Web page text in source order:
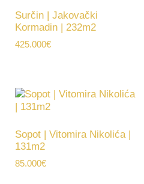
Surčin | Jakovački
Kormadin | 232m2
425.000€
Sopot | Vitomira Nikolića |
131m2
85.000€